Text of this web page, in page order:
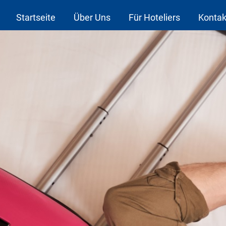
Startseite Über Uns Für Hoteliers